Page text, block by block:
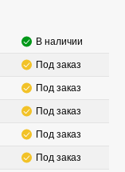
В наличии
Под заказ
Под заказ
Под заказ
Под заказ
Под заказ